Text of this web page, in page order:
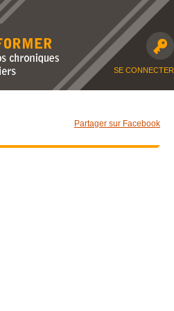
nos
et dossiers
SE CONNECTER
Partager sur Facebook